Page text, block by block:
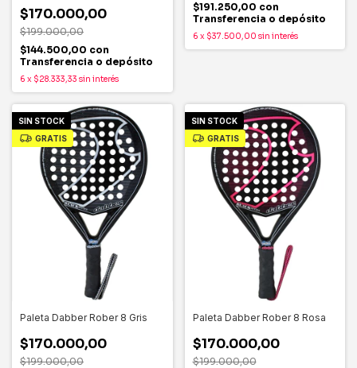
$170.000,00
$199.000,00
$144.500,00 con
Transferencia o depósito
6 x $28.333,33 sin interés
$191.250,00 con
Transferencia o depósito
6 x $37.500,00 sin interés
SIN STOCK
GRATIS
Paleta Dabber Rober 8 Gris
$170.000,00
$199.000,00
SIN STOCK
GRATIS
Paleta Dabber Rober 8 Rosa
$170.000,00
$199.000,00